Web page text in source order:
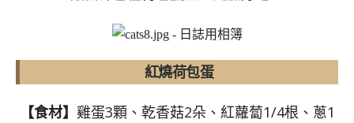
紅燒荷包蛋
【食材】 雞蛋3顆、乾香菇2朵、紅蘿蔔1/4根、蔥1